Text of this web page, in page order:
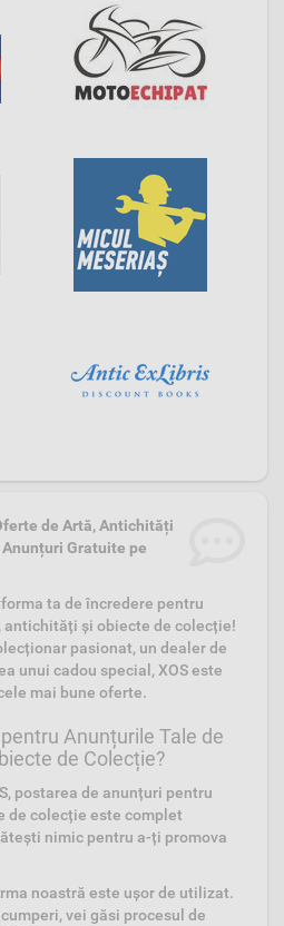
de Artă, Antichități
Gratuite pe
ta de încredere pentru
și obiecte de colecție!
pasionat, un dealer de
unui cadou special, XOS este
mai bune oferte.
Anunțurile Tale de
de Colecție?
postarea de anunțuri pentru
de colecție este complet
nimic pentru a-ți promova
noastră este ușor de utilizat.
vei găsi procesul de